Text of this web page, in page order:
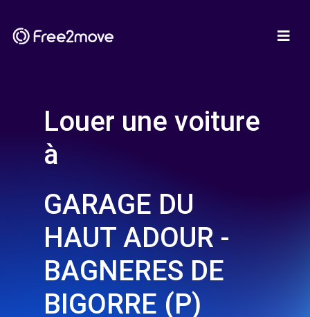
Louer une voiture
à
GARAGE DU
HAUT ADOUR -
BAGNERES DE
BIGORRE (P)